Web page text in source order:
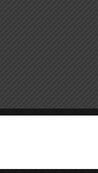
de catre ultimul
de vaccinare